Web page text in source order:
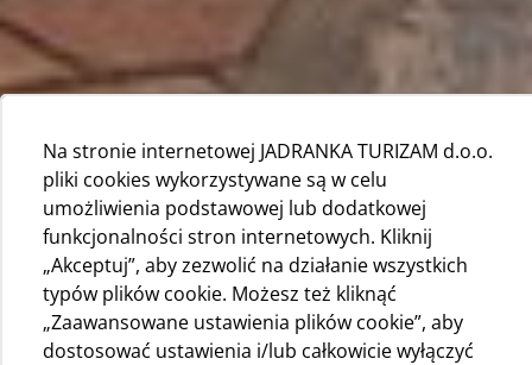
Na stronie internetowej JADRANKA TURIZAM d.o.o.
pliki cookies wykorzystywane są w celu
umożliwienia podstawowej lub dodatkowej
funkcjonalności stron internetowych. Kliknij
„Akceptuj”, aby zezwolić na działanie wszystkich
typów plików cookie. Możesz też kliknąć
„Zaawansowane ustawienia plików cookie”, aby
dostosować ustawienia i/lub całkowicie wyłączyć